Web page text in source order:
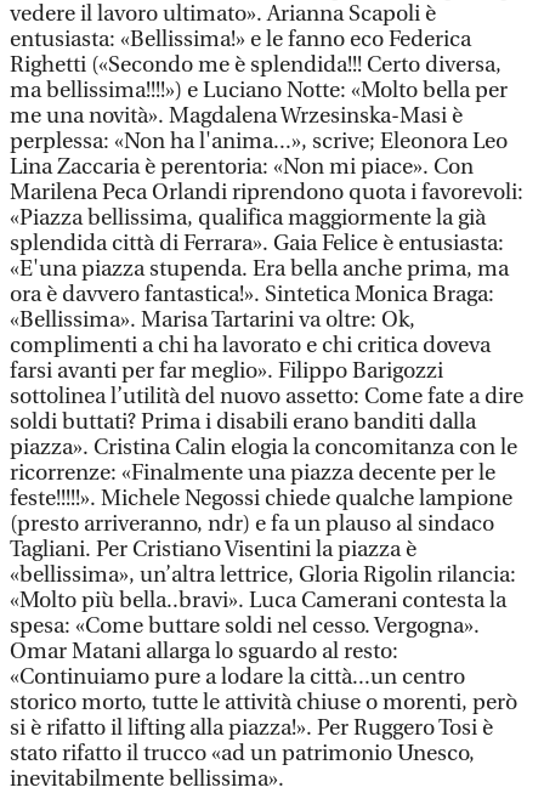
vedere il lavoro ultimato». Arianna Scapoli è
entusiasta: «Bellissima!» e le fanno eco Federica
Righetti («Secondo me è splendida!!! Certo diversa,
ma bellissima!!!!») e Luciano Notte: «Molto bella per
me una novità». Magdalena Wrzesinska-Masi è
perplessa: «Non ha l'anima...», scrive; Eleonora Leo
Lina Zaccaria è perentoria: «Non mi piace». Con
Marilena Peca Orlandi riprendono quota i favorevoli:
«Piazza bellissima, qualifica maggiormente la già
splendida città di Ferrara». Gaia Felice è entusiasta:
«E'una piazza stupenda. Era bella anche prima, ma
ora è davvero fantastica!». Sintetica Monica Braga:
«Bellissima». Marisa Tartarini va oltre: Ok,
complimenti a chi ha lavorato e chi critica doveva
farsi avanti per far meglio». Filippo Barigozzi
sottolinea l’utilità del nuovo assetto: Come fate a dire
soldi buttati? Prima i disabili erano banditi dalla
piazza». Cristina Calin elogia la concomitanza con le
ricorrenze: «Finalmente una piazza decente per le
feste!!!!!». Michele Negossi chiede qualche lampione
(presto arriveranno, ndr) e fa un plauso al sindaco
Tagliani. Per Cristiano Visentini la piazza è
«bellissima», un’altra lettrice, Gloria Rigolin rilancia:
«Molto più bella..bravi». Luca Camerani contesta la
spesa: «Come buttare soldi nel cesso. Vergogna».
Omar Matani allarga lo sguardo al resto:
«Continuiamo pure a lodare la città...un centro
storico morto, tutte le attività chiuse o morenti, però
si è rifatto il lifting alla piazza!». Per Ruggero Tosi è
stato rifatto il trucco «ad un patrimonio Unesco,
inevitabilmente bellissima».